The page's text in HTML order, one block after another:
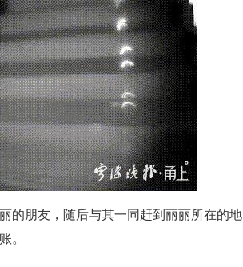
朋友，随后与其一同赶到丽丽所在的地
。